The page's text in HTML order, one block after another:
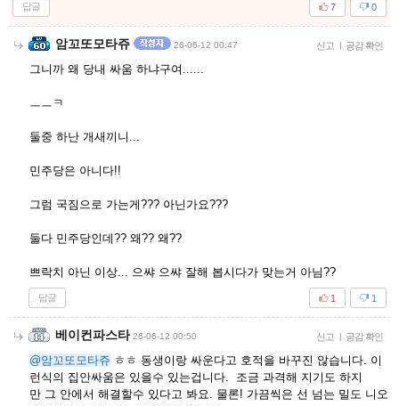
답글 0
7
암꼬또모타쥬 26-06-12 00:47 신고 | 공감 확인
그니까 왜 당내 싸움 하냐구여......
ㅡㅡㅋ
둘중 하난 개새끼니...
민주당은 아니다!!
그럼 국짐으로 가는게??? 아닌가요???
둘다 민주당인데?? 왜?? 왜??
쁘락치 아닌 이상... 으쌰 으쌰 잘해 봅시다가 맞는거 아님??
답글 1
1
베이컨파스타 26-06-12 00:50 신고 | 공감 확인
@암꼬또모타쥬 ㅎㅎ 동생이랑 싸운다고 호적을 바꾸진 않습니다. 이
런식의 집안싸움은 있을수 있는겁니다. 조금 과격해 지기도 하지
만 그 안에서 해결할수 있다고 봐요. 물론! 가끔씩은 선 넘는 밀도 니오